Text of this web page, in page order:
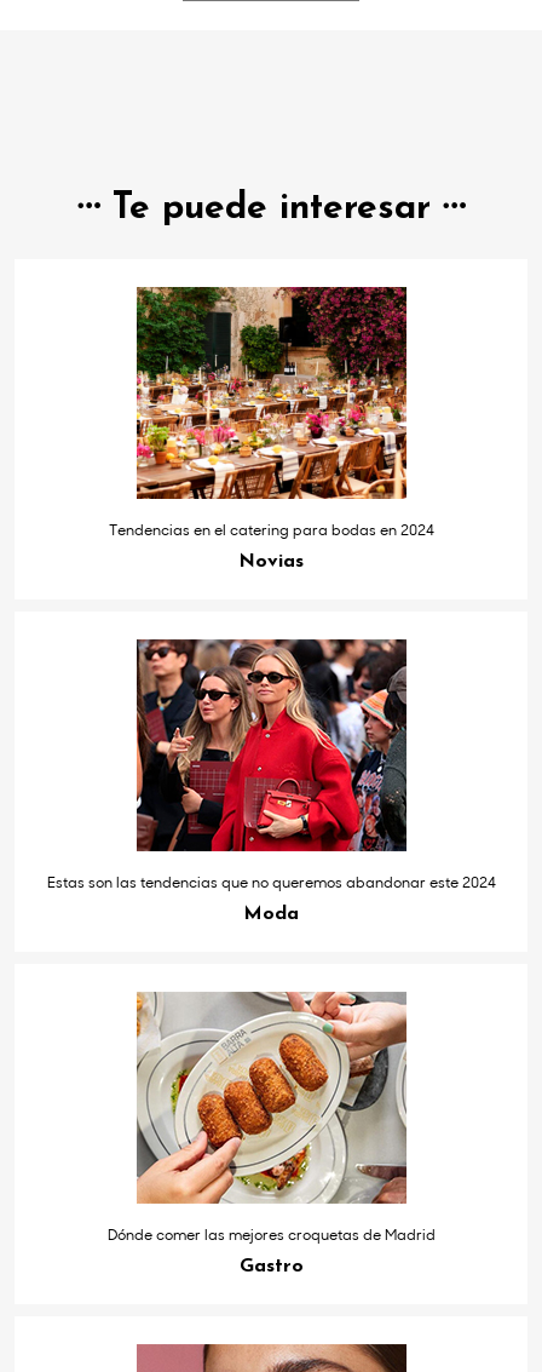
Te puede interesar
Tendencias en el catering para bodas en 2024
Novias
Estas son las tendencias que no queremos abandonar este 2024
Moda
Dónde comer las mejores croquetas de Madrid
Gastro